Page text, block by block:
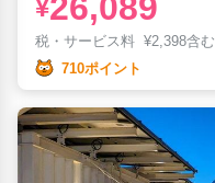
¥26,089
税・サービス料 ¥2,398含む
710ポイント